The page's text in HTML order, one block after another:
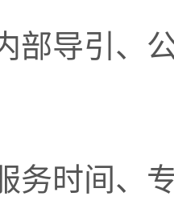
部导引、
务时间、